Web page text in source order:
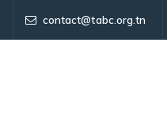
contact@tabc.org.tn